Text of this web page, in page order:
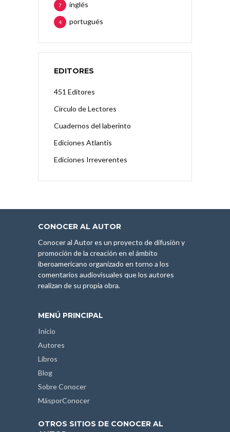
inglés
7
portugués
4
EDITORES
451 Editores
Círculo de Lectores
Cuadernos del laberinto
Ediciones Atlantis
Ediciones Irreverentes
CONOCER AL AUTOR
Conocer al Autor es un proyecto de difusión y
promoción de la creación en el ámbito
iberoamericano organizado en torno a los
comentarios audiovisuales que los autores
realizan de su propia obra.
MENÚ PRINCIPAL
Inicio
Autores
Libros
Blog
Sobre Conocer
MásporConocer
OTROS SITIOS DE CONOCER AL